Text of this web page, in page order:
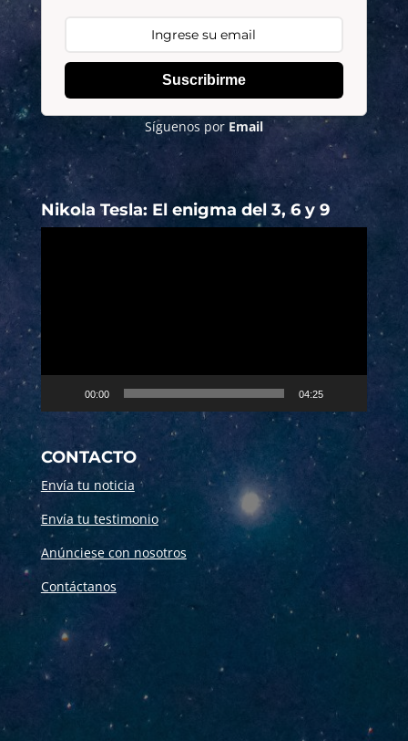
Suscribirme
Síguenos por Email
Nikola Tesla: El enigma del 3, 6 y 9
00:00 04:25
CONTACTO
Envía tu noticia
Envía tu testimonio
Anúnciese con nosotros
Contáctanos